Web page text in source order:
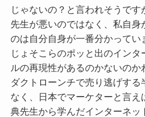
じゃないの？と言われそうで
先生が悪いのではなく、私自身
のは自分自身が一番分かってい
じょそこらのポッと出のイン
ルの再現性があるのかないのか
ダクトローンチで売り逃げす
なく、日本でマーケターと言え
典先生から学んだインターネッ